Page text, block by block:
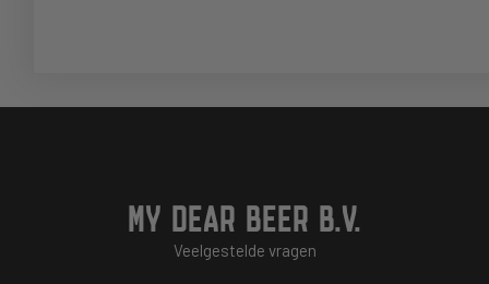
MY DEAR BEER B.V.
Veelgestelde vragen